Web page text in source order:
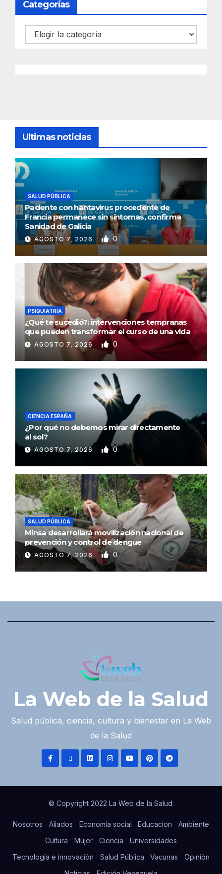
Categorías
Categorías
Ultimas noticias
SALUD PÚBLICA
Paciente con hantavirus procedente de
Francia permanece sin síntomas, confirma
Sanidad de Galicia
AGOSTO 7, 2026 0
PSIQUIATRÍA
¿Qué te sucedió?: intervenciones tempranas
que pueden transformar el curso de una vida
AGOSTO 7, 2026 0
CIENCIA ESPAÑA
¿Por qué no debemos mirar directamente
al sol?
AGOSTO 7, 2026 0
SALUD PÚBLICA
Minsa desarrollará movilización nacional de
prevención y control de dengue
AGOSTO 7, 2026 0
La Web de la Salud
Salud pública, ciencia, cultura y bienestar en La Web
de la Salud
© Copyright 2022 La Web de la Salud.
Nosotros Aliados Economía social Educacion
Ambiente
Cultura
Mujer Ciencia
Universidades
Tecnología e innovación
Salud Pública Vacunas
Opinión